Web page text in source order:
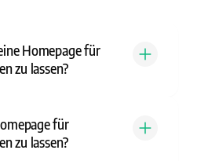
Homepage für
zu lassen?
für
zu lassen?